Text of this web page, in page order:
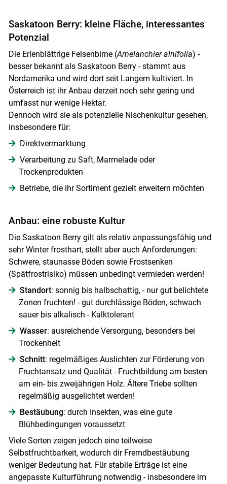
Skip to main content
Saskatoon Berry: kleine Fläche, interessantes
Potenzial
Die Erlenblättrige Felsenbirne (Amelanchier alnifolia) -
besser bekannt als Saskatoon Berry - stammt aus
Nordamerika und wird dort seit Langem kultiviert. In
Österreich ist ihr Anbau derzeit noch sehr gering und
umfasst nur wenige Hektar.
Dennoch wird sie als potenzielle Nischenkultur gesehen,
insbesondere für:
Direktvermarktung
Verarbeitung zu Saft, Marmelade oder
Trockenprodukten
Betriebe, die ihr Sortiment gezielt erweitern möchten
Anbau: eine robuste Kultur
Die Saskatoon Berry gilt als relativ anpassungsfähig und
sehr Winter frosthart, stellt aber auch Anforderungen:
Schwere, staunasse Böden sowie Frostsenken
(Spätfrostrisiko) müssen unbedingt vermieden werden!
Standort: sonnig bis halbschattig, - nur gut belichtete
Zonen fruchten! - gut durchlässige Böden, schwach
sauer bis alkalisch - Kalktolerant
Wasser: ausreichende Versorgung, besonders bei
Trockenheit
Schnitt: regelmäßiges Auslichten zur Förderung von
Fruchtansatz und Qualität - Fruchtbildung am besten
am ein- bis zweijährigen Holz. Ältere Triebe sollten
regelmäßig ausgelichtet werden!
Bestäubung: durch Insekten, was eine gute
Blühbedingungen voraussetzt
Viele Sorten zeigen jedoch eine teilweise
Selbstfruchtbarkeit, wodurch dir Fremdbestäubung
weniger Bedeutung hat. Für stabile Erträge ist eine
angepasste Kulturführung notwendig - insbesondere im